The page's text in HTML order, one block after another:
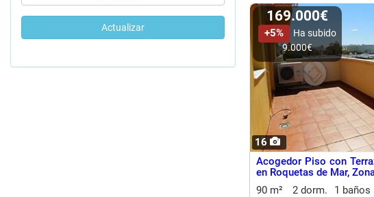
Actualizar
16
169.000€
+5%
Ha subido
9.000€
Acogedor Piso con
en Roquetas de Mar,
90 m²
2 dorm. 1 baños